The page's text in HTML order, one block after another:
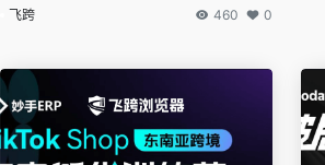
飞跨 460 0